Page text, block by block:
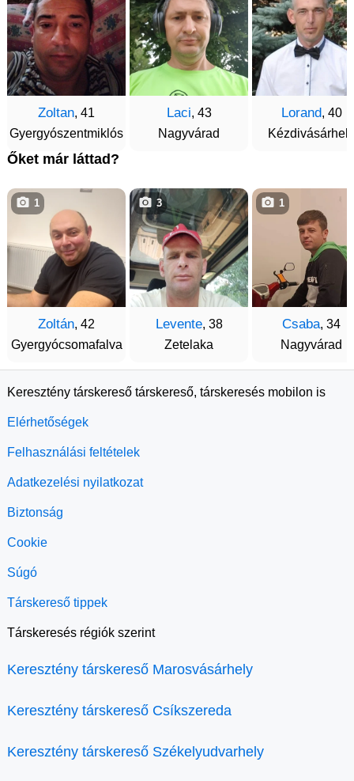
Zoltan, 41
Gyergyószentmiklós
Laci, 43
Nagyvárad
Lorand, 40
Kézdivásárhely
Őket már láttad?
Zoltán, 42
Gyergyócsomafalva
1
Levente, 38
Zetelaka
3
Csaba, 34
Nagyvárad
1
Keresztény társkereső társkereső, társkeresés mobilon is
Elérhetőségek
Felhasználási feltételek
Adatkezelési nyilatkozat
Biztonság
Cookie
Súgó
Társkereső tippek
Társkeresés régiók szerint
Keresztény társkereső Marosvásárhely
Keresztény társkereső Csíkszereda
Keresztény társkereső Székelyudvarhely